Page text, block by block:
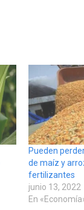
Pueden
de maíz y
fertilizantes
junio 13, 2022
En